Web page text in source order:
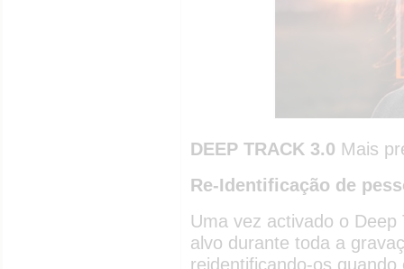
DEEP TRACK 3.0 Mais
Re-Identificação de
Uma vez activado o
alvo durante toda a
reidentificando-os